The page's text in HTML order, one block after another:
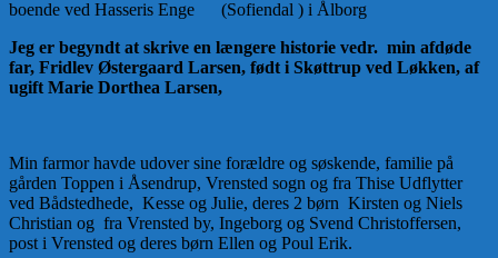
boende ved Hasseris Enge (Sofiendal ) i Ålborg
Jeg er begyndt at skrive en længere historie vedr. min afdøde
far, Fridlev Østergaard Larsen, født i Skøttrup ved Løkken, af
ugift Marie Dorthea Larsen,
Min farmor havde udover sine forældre og søskende, familie på
gården Toppen i Åsendrup, Vrensted sogn og fra Thise Udflytter
ved Bådstedhede, Kesse og Julie, deres 2 børn Kirsten og Niels
Christian og fra Vrensted by, Ingeborg og Svend Christoffersen,
post i Vrensted og deres børn Ellen og Poul Erik.